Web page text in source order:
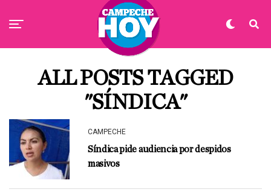
ALL POSTS TAGGED
"SÍNDICA"
CAMPECHE
Síndica pide audiencia por despidos
masivos